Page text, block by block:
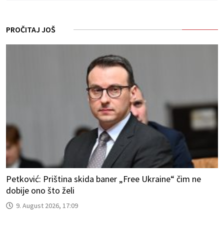
PROČITAJ JOŠ
Petković: Priština skida baner „Free Ukraine“ čim ne
dobije ono što želi
9. August 2026, 17:09